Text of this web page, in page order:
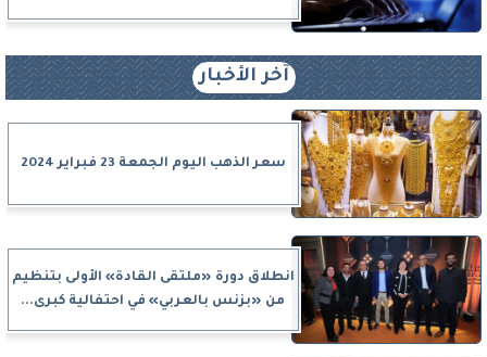
آخر الأخبار
سعر الذهب اليوم الجمعة 23 فبراير 2024
انطلاق دورة «ملتقى القادة» الأولى بتنظيم
من «بزنس بالعربي» في احتفالية كبرى...